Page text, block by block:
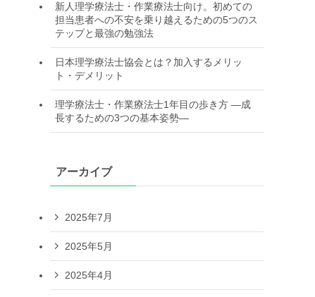
新人理学療法士・作業療法士向け。初めての
担当患者への不安を乗り越えるための5つのス
テップと最強の勉強法
日本理学療法士協会とは？加入するメリッ
ト・デメリット
理学療法士・作業療法士1年目の歩き方 —成
長するための3つの基本姿勢—
アーカイブ
2025年7月
2025年5月
2025年4月